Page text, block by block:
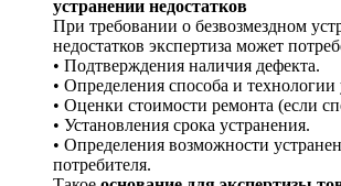
устранении недостатков
При требовании о безвозмездном
недостатков экспертиза может
• Подтверждения наличия дефекта.
• Определения способа и технологии
• Оценки стоимости ремонта (если
• Установления срока устранения.
• Определения возможности
потребителя.